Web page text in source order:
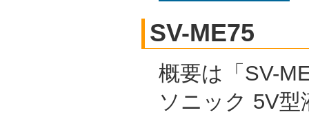
SV-ME75
概要は「SV-
ソニック 5V型